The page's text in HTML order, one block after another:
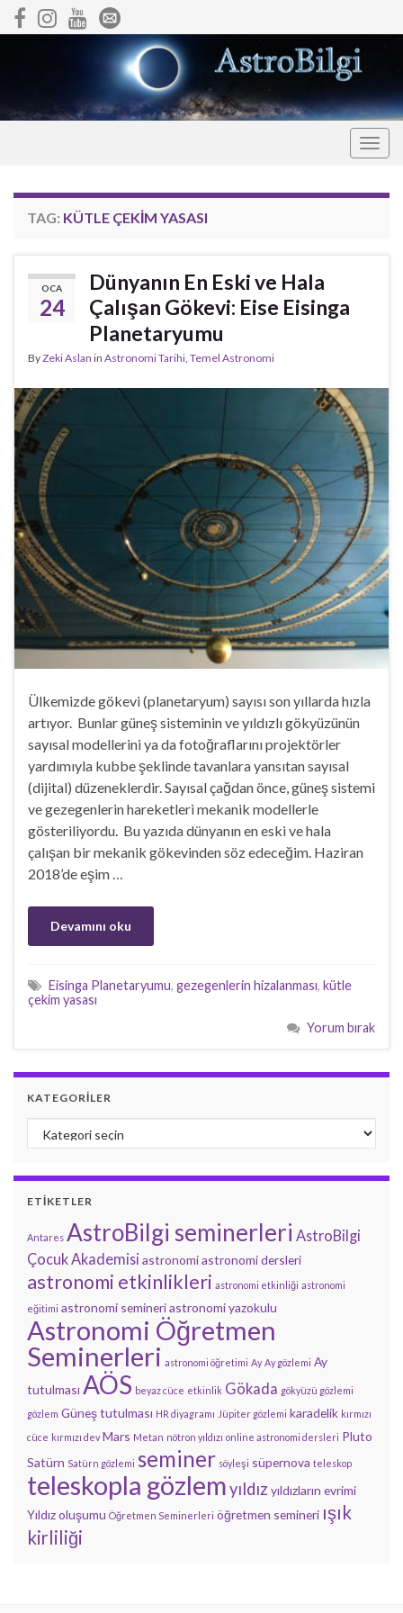
TAG: KÜTLE ÇEKIM YASASI
OCA
24
Dünyanın En Eski ve Hala
Çalışan Gökevi: Eise Eisinga
Planetaryumu
ByZeki Aslan in Astronomi Tarihi Temel Astronomi
Ülkemizde gökevi (planetaryum) sayısı son yıllarda hızla
artıyor. Bunlar güneş sisteminin ve yıldızlı gökyüzünün
sayısal modellerini ya da fotoğraflarını projektörler
yardımıyla kubbe şeklinde tavanlara yansıtan sayısal
(dijital) düzeneklerdir. Sayısal çağdan önce, güneş sistemi
ve gezegenlerin hareketleri mekanik modellerle
gösteriliyordu. Bu yazıda dünyanın en eski ve hala
çalışan bir mekanik gökevinden söz edeceğim. Haziran
2018’de eşim …
Devamını oku
Eisinga Planetaryumu, gezegenlerin hizalanması, kütle
çekim yasası
Yorum bırak
KATEGORILER
Kategoriler
ETIKETLER
Antares AstroBilgi seminerleri AstroBilgi
Çocuk Akademisi astronomiastronomi dersleri
astronomi etkinlikleri astronomi etkinliği astronomi
eğitimi astronomi semineriastronomi yazokulu
Astronomi Öğretmen
Seminerleri astronomi öğretimi Ay Ay gözlemi Ay
tutulması AÖS beyaz cüce etkinlik Gökada gökyüzü gözlemi
gözlem Güneş tutulması HR diyagramı Jüpiter gözlemi karadelik kırmızı
cüce kırmızı dev Mars Metan nötron yıldızı online astronomi dersleri Pluto
Satürn Satürn gözlemi seminer söyleşi süpernova teleskop
teleskopla gözlemyıldız yıldızların evrimi
Yıldız oluşumu Öğretmen Seminerleri öğretmen semineri ışık
kirliliği